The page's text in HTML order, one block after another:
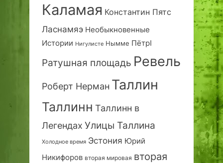
Каламая Константин Пятс
Ласнамяэ Необыкновенные
Истории Нигулисте Нымме ПётрI
Ратушная площадь Ревель
Роберт Нерман Таллин
Таллинн Таллинн в
Легендах Улицы Таллина
Холодное время Эстония Юрий
Никифоров вторая мировая вторая